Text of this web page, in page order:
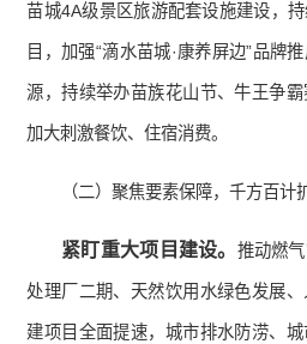
苗城4A级景区旅游配套设施建设，
目，加强“滴水苗城·康养屏边”品牌
源，持续举办苗族花山节、牛王争霸
加大刺激餐饮、住宿消费。
（二）聚焦要素保障，千方百计
紧盯重大项目建设。 推动燃
处理厂二期、天然饮用水绿色发展
建项目全面提速，城市排水防涝、城